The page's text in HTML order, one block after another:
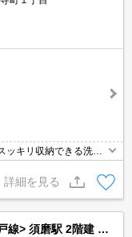
キリ収納できる洗面
ックス・クロゼットな
く便利です。駅から徒
快適に生活できてプラ
詳細を見る
須磨駅 2階建 築17年